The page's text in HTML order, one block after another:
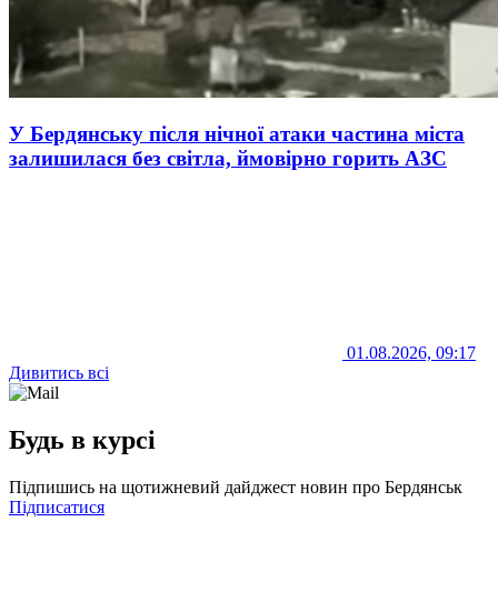
У Бердянську після нічної атаки частина міста
залишилася без світла, ймовірно горить АЗС
01.08.2026, 09:17
Дивитись всі
Будь в курсі
Підпишись на щотижневий дайджест новин про Бердянськ
Підписатися